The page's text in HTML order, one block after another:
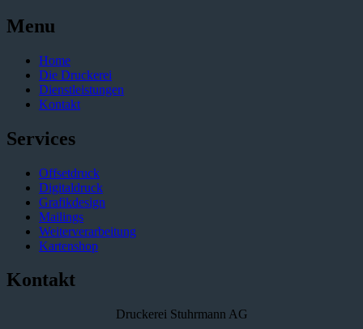
Menu
Home
Die Druckerei
Dienstleistungen
Kontakt
Services
Offsetdruck
Digitaldruck
Grafikdesign
Mailings
Weiterverarbeitung
Kartenshop
Kontakt
Druckerei Stuhrmann AG